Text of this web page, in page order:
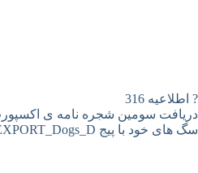
? اطلاعیه 316
سگ های خود با پیج EXPORT_Dogs_D یا واتساپ شماره 09192886071 در ارتباط باشید.